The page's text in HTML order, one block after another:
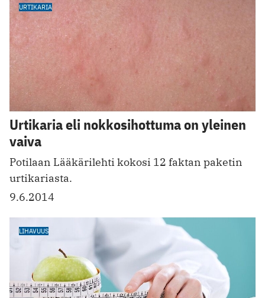
URTIKARIA
Urtikaria eli nokkosihottuma on yleinen
vaiva
Potilaan Lääkärilehti kokosi 12 faktan paketin
urtikariasta.
9.6.2014
LIHAVUUS